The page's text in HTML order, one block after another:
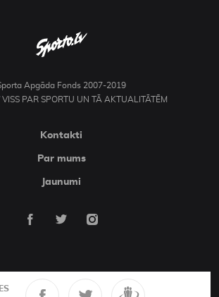
Apgāda Fonds 2007-2019
VISS PAR SPORTU UN TĀ AKTUALITĀTĒM
Kontakti
Par mums
Jaunumi